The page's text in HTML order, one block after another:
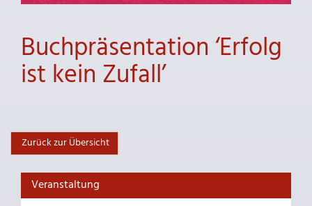
Buchpräsentation ‘Erfolg
ist kein Zufall’
Zurück zur Übersicht
Veranstaltung